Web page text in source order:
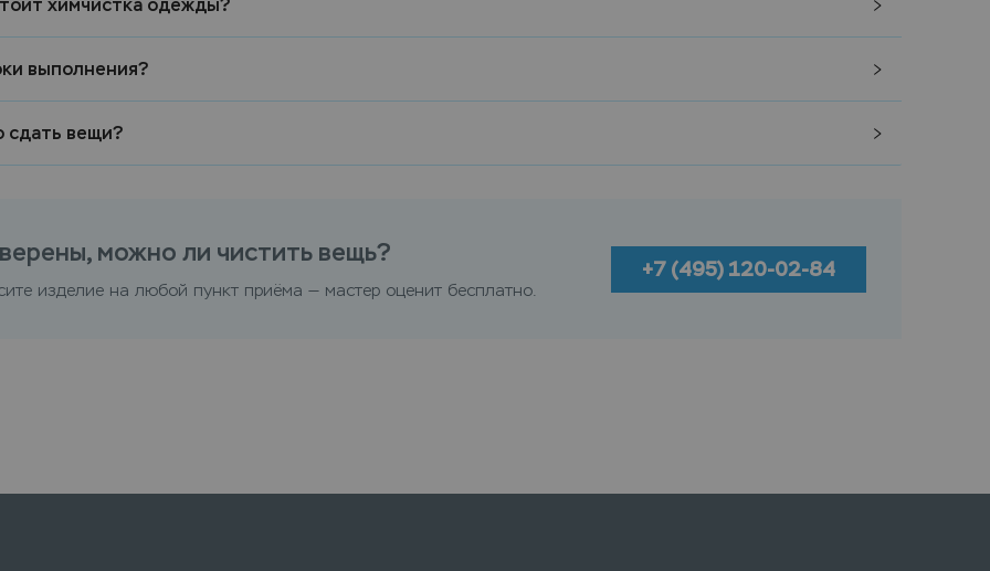
химчистка одежды?
выполнения?
сдать вещи?
можно ли чистить вещь?
изделие на любой пункт приёма — мастер оценит бесплатно.
+7 (495) 120-02-84